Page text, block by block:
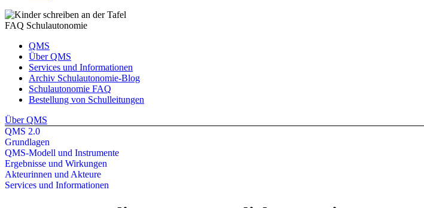
FAQ Schul­auto­nomie
QMS
Über QMS
Services und Informationen
Archiv Schulautonomie-Blog
Schulautonomie FAQ
Bestellung von Schulleitungen
Über QMS
QMS 2.0
Grundlagen
QMS-Modell und Instrumente
Ergebnisse und Wirkungen
Akteurinnen und Akteure
Services und Informationen